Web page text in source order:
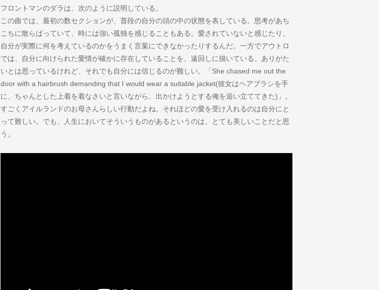
フロントマンのダラは、次のように説明している。
この曲では、最初の数セクションが、普段の自分の頭の中の状態を表している。思考があち
こちに散らばっていて、時には強い孤独を感じることもある。愛されていないと感じたり、
自分が実際に何を考えているのかをうまく言葉にできなかったりするんだ。一方でアウトロ
では、自分に向けられた愛情が確かに存在していることを、遠回しに描いている。ありがた
いとは思っているけれど、それでも自分には信じるのが難しい。「She chased me out the
door with a hairbrush demanding that I would wear a suitable jacket(彼女はヘアブラシを手
に、ちゃんとした上着を着なさいと言いながら、出かけようとする俺を追い立ててきた)」。
すごくアイルランドのお母さんらしい行動だよね。それほどの愛を受け入れるのは自分にと
って難しい。でも、人生においてそういうものがあるというのは、とても美しいことだと思
う。